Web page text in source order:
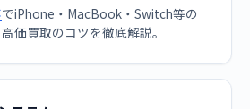
でiPhone・MacBook・Switch等の
価買取のコツを徹底解説。